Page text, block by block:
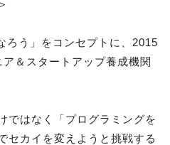
ろう」をコンセプトに、2015
＆スタートアップ養成機関
ではなく「プログラミングを
セカイを変えようと挑戦する